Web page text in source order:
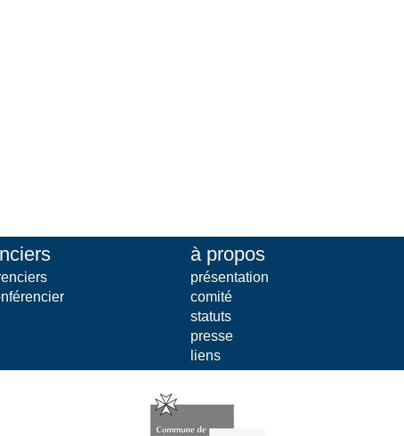
à propos
présentation
comité
statuts
presse
liens